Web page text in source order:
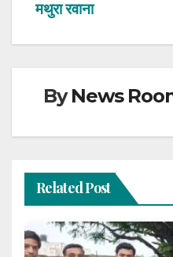
मथुरा रवाना
ByNews
Related Post